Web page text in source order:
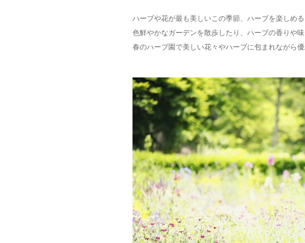
ハーブや花が最も美しいこの季節、ハーブを楽しめ
色鮮やかなガーデンを散歩したり、ハーブの香りや
春のハーブ園で美しい花々やハーブに包まれながら